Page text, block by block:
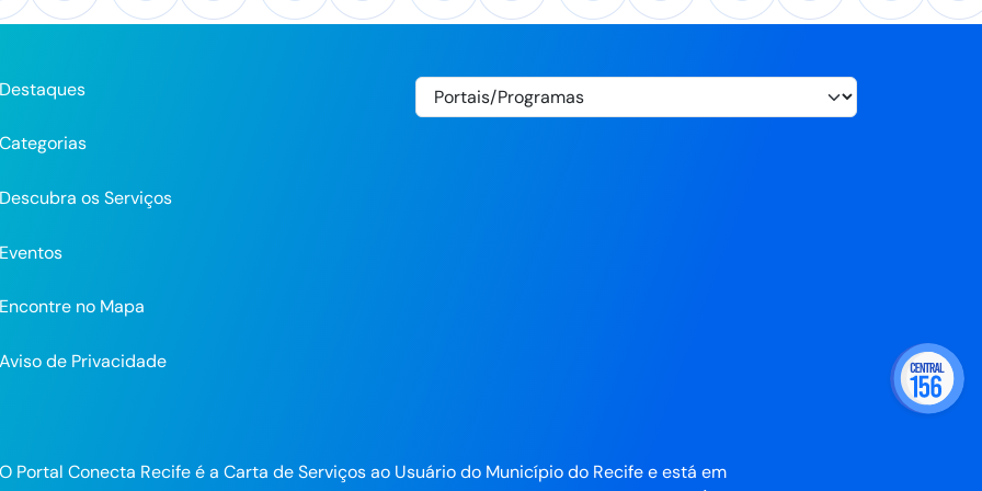
Destaques
Categorias
Descubra os Serviços
Eventos
Encontre no Mapa
Aviso de Privacidade
O Portal Conecta Recife é a Carta de Serviços ao Usuário do Município do Recife e está em